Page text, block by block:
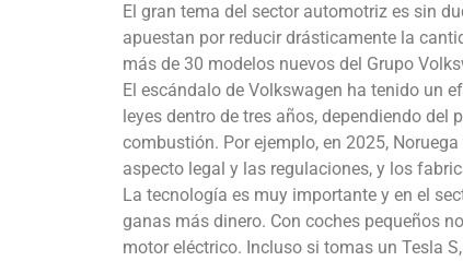
El gran tema del sector automotriz es sin
apuestan por reducir drásticamente la
más de 30 modelos nuevos del Grupo
El escándalo de Volkswagen ha tenido un
leyes dentro de tres años, dependiendo
combustión. Por ejemplo, en 2025,
aspecto legal y las regulaciones, y los
La tecnología es muy importante y en el
ganas más dinero. Con coches pequeños
motor eléctrico. Incluso si tomas un Tesla